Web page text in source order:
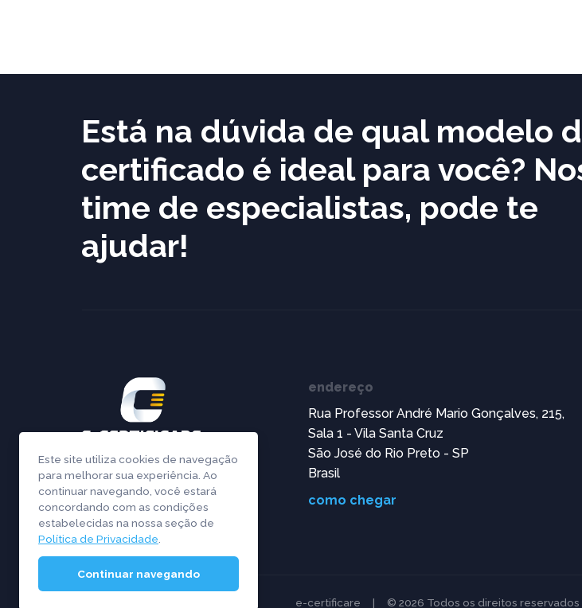
Está na dúvida de qual modelo
certificado é ideal para você?
time de especialistas, pode te
ajudar!
endereço
Rua Professor André Mario Gonçalves, 215,
Sala 1 - Vila Santa Cruz
São José do Rio Preto - SP
Brasil
como chegar
e-certificare | © 2026 Todos os direitos reservados
Este site utiliza cookies de navegação
para melhorar sua experiência. Ao
continuar navegando, você estará
concordando com as condições
estabelecidas na nossa seção de
Política de Privacidade
Continuar navegando